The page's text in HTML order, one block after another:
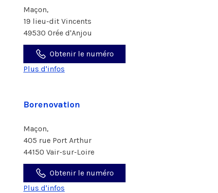
Maçon,
19 lieu-dit Vincents
49530 Orée d'Anjou
Obtenir le numéro
Plus d'infos
Borenovation
Maçon,
405 rue Port Arthur
44150 Vair-sur-Loire
Obtenir le numéro
Plus d'infos